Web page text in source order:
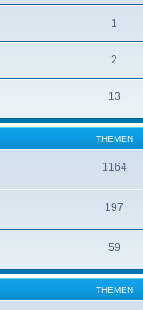
1
2
13
THEMEN
1164
197
59
THEMEN